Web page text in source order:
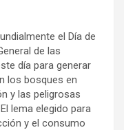
el Día de
de las
día para generar
los bosques en
y las peligrosas
lema elegido para
y el consumo